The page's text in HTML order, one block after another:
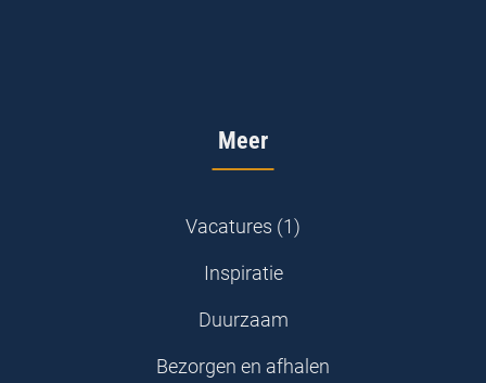
Meer
Vacatures (1)
Inspiratie
Duurzaam
Bezorgen en afhalen